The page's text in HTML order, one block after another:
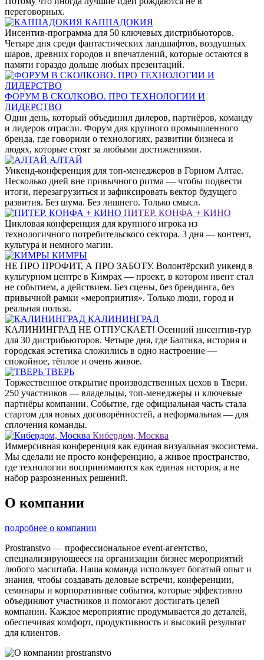
переговорных.
КАППАДОКИЯ
Инсентив‑программа для 50 ключевых дистрибьюторов.
Четыре дня среди фантастических ландшафтов, воздушных
шаров, древних городов и впечатлений, которые остаются в
памяти гораздо дольше любых презентаций.
ФОРУМ В СКОЛКОВО. ПРО ТЕХНОЛОГИИ И
ЛИДЕРСТВО
Один день, который объединил дилеров, партнёров, команду
и лидеров отрасли. Форум для крупного промышленного
бренда, где говорили о технологиях, развитии бизнеса и
людях, которые стоят за любыми достижениями.
АЛТАЙ
Уикенд-конференция для топ-менеджеров в Горном Алтае.
Несколько дней вне привычного ритма — чтобы подвести
итоги, перезагрузиться и зафиксировать вектор будущего
развития. Без шума. Без лишнего. Только смысл.
ПИТЕР. КОНФА + КИНО
Цикловая конференция для крупного игрока из
технологичного потребительского сектора. 3 дня — контент,
культура и немного магии.
КИМРЫ
НЕ ПРО ПРОФИТ, А ПРО ЗАБОТУ. Волонтёрский уикенд в
культурном центре в Кимрах — проект, в котором ивент стал
не событием, а действием. Без сцены, без брендинга, без
привычной рамки «мероприятия». Только люди, город и
реальная польза.
КАЛИНИНГРАД
КАЛИНИНГРАД НЕ ОТПУСКАЕТ! Осенний инсентив-тур
для 30 дистрибьюторов. Четыре дня, где Балтика, история и
городская эстетика сложились в одно настроение —
спокойное, тёплое и очень живое.
ТВЕРЬ
Торжественное открытие производственных цехов в Твери.
250 участников — владельцы, топ-менеджеры и ключевые
партнёры компании. Событие, где официальная часть стала
стартом для новых договорённостей, а неформальная — для
сплочения команды.
Кибердом, Москва
Иммерсивная конференция как единая визуальная экосистема.
Мы сделали не просто конференцию, а живое пространство,
где технологии воспринимаются как единая история, а не
набор разрозненных решений.
О компании
подробнее о компании
Prostranstvo — профессиональное event-агентство,
специализирующееся на организации бизнес мероприятий
любого масштаба. Наша команда использует богатый опыт и
знания, чтобы создавать деловые встречи, конференции,
семинары и корпоративные события, которые эффективно
объединяют участников и помогают достигать целей
компании. Каждое мероприятие продумывается до деталей,
обеспечивая комфорт, продуктивность и высокий результат
для клиентов.